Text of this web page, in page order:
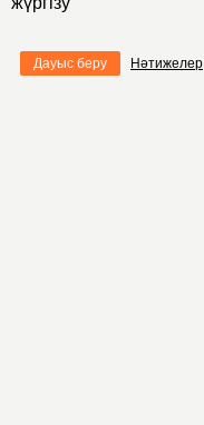
Дауыс беру Нәтижелер